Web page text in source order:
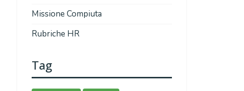
Missione Compiuta
Rubriche HR
Tag